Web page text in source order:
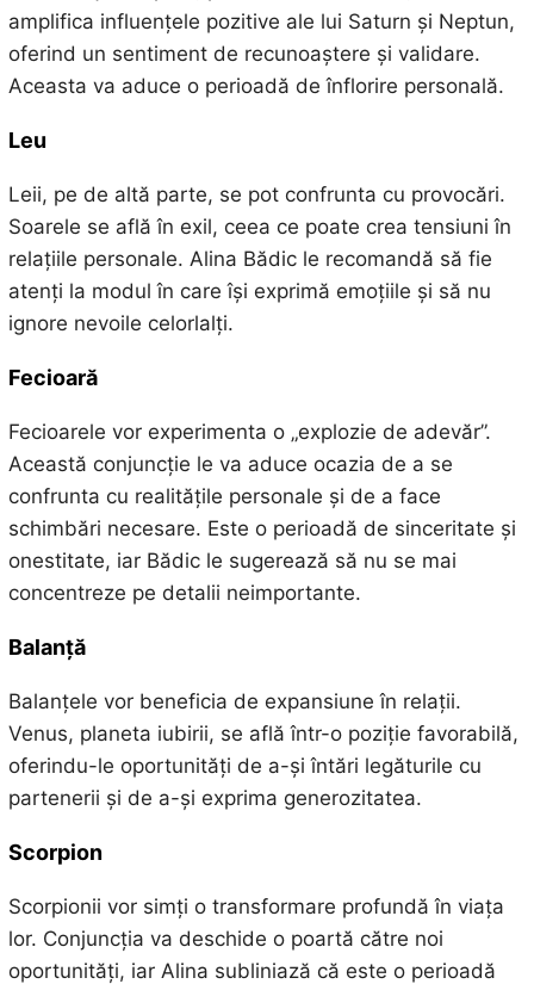
amplifica influențele pozitive ale lui Saturn și Neptun,
oferind un sentiment de recunoaștere și validare.
Aceasta va aduce o perioadă de înflorire personală.
Leu
Leii, pe de altă parte, se pot confrunta cu provocări.
Soarele se află în exil, ceea ce poate crea tensiuni în
relațiile personale. Alina Bădic le recomandă să fie
atenți la modul în care își exprimă emoțiile și să nu
ignore nevoile celorlalți.
Fecioară
Fecioarele vor experimenta o „explozie de adevăr”.
Această conjuncție le va aduce ocazia de a se
confrunta cu realitățile personale și de a face
schimbări necesare. Este o perioadă de sinceritate și
onestitate, iar Bădic le sugerează să nu se mai
concentreze pe detalii neimportante.
Balanță
Balanțele vor beneficia de expansiune în relații.
Venus, planeta iubirii, se află într-o poziție favorabilă,
oferindu-le oportunități de a-și întări legăturile cu
partenerii și de a-și exprima generozitatea.
Scorpion
Scorpionii vor simți o transformare profundă în viața
lor. Conjuncția va deschide o poartă către noi
oportunități, iar Alina subliniază că este o perioadă